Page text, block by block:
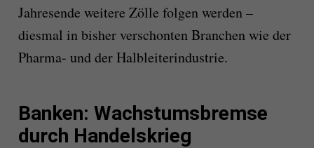
Jahresende weitere Zölle folgen werden –
diesmal in bisher verschonten Branchen wie der
Pharma- und der Halbleiterindustrie.
Banken: Wachstumsbremse
durch Handelskrieg